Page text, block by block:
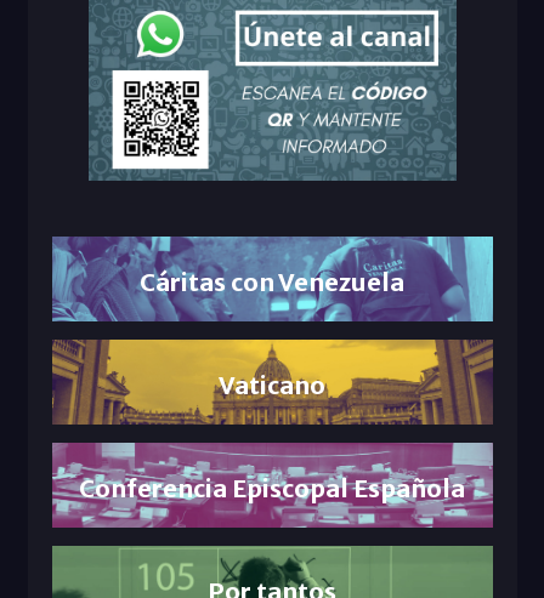
Cáritas con Venezuela
Vaticano
Conferencia Episcopal Española
Por tantos